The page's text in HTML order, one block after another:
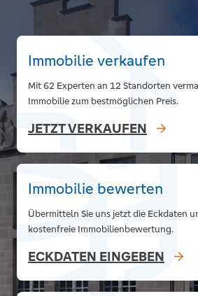
Immobilie verkaufen
Mit 62 Experten an 12 Standorten
Immobilie zum bestmöglichen Preis.
JETZT VERKAUFEN
Immobilie bewerten
Übermitteln Sie uns jetzt die Eckdaten
kostenfreie Immobilienbewertung.
ECKDATEN EINGEBEN